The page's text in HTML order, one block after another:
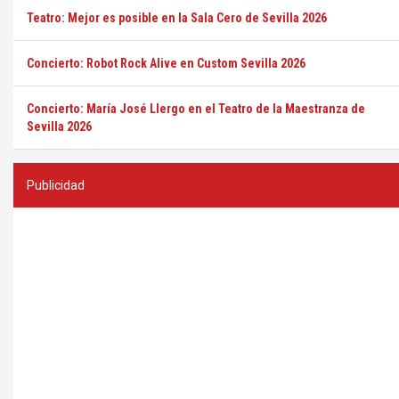
Teatro: Mejor es posible en la Sala Cero de Sevilla 2026
Concierto: Robot Rock Alive en Custom Sevilla 2026
Concierto: María José Llergo en el Teatro de la Maestranza de
Sevilla 2026
Publicidad